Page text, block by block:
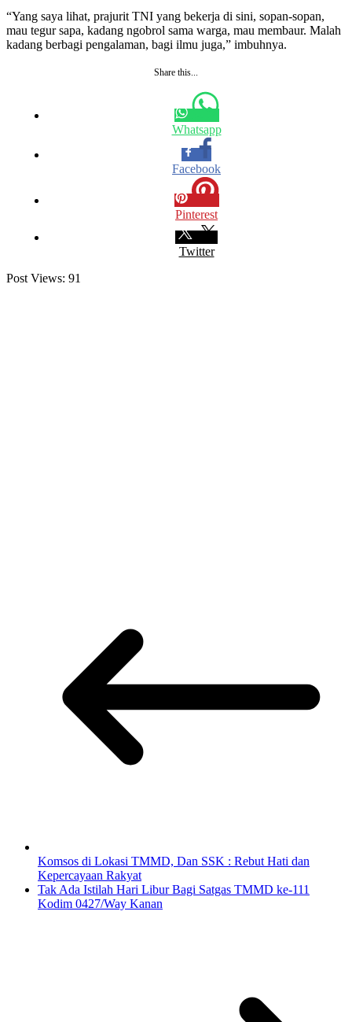
“Yang saya lihat, prajurit TNI yang bekerja di sini, sopan-sopan,
mau tegur sapa, kadang ngobrol sama warga, mau membaur. Malah
kadang berbagi pengalaman, bagi ilmu juga,” imbuhnya.
Share this...
Whatsapp
Facebook
Pinterest
Twitter
Post Views: 91
Komsos di Lokasi TMMD, Dan SSK : Rebut Hati dan
Kepercayaan Rakyat
Tak Ada Istilah Hari Libur Bagi Satgas TMMD ke-111
Kodim 0427/Way Kanan